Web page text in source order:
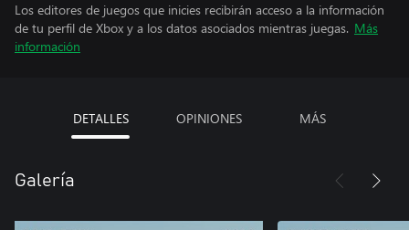
Los editores de juegos que inicies recibirán acceso a la información
de tu perfil de Xbox y a los datos asociados mientras juegas. Más
información
DETALLES OPINIONES MÁS
Galería